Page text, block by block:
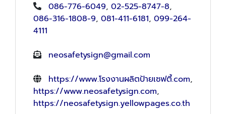
086-776-6049, 02-525-8747-8,
086-316-1808-9, 081-411-6181, 099-264-
4111
neosafetysign@gmail.com
https://www.โรงงานผลิตป้ายเซฟตี้.com,
https://www.neosafetysign.com,
https://neosafetysign.yellowpages.co.th